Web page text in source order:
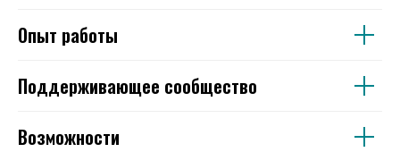
Опыт работы
Поддерживающее сообщество
Возможности